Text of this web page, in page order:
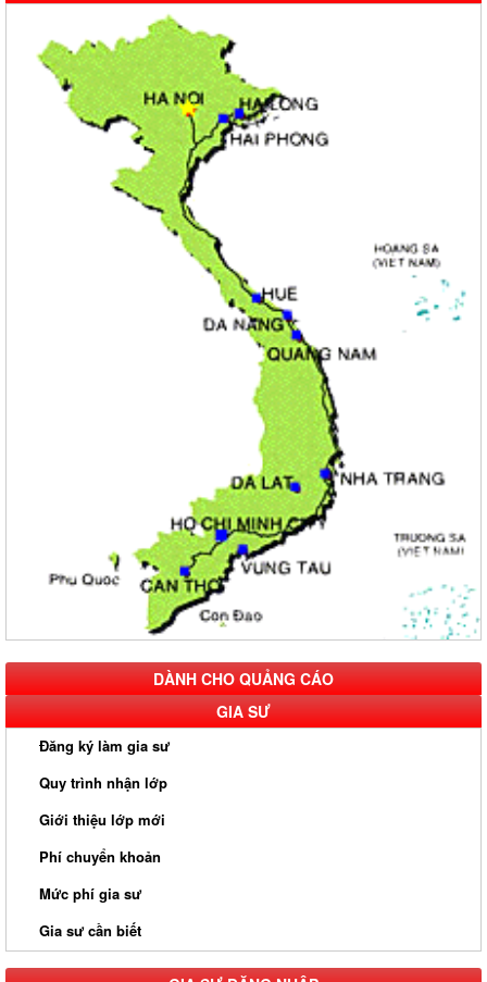
DÀNH CHO QUẢNG CÁO
GIA SƯ
Đăng ký làm gia sư
Quy trình nhận lớp
Giới thiệu lớp mới
Phí chuyển khoản
Mức phí gia sư
Gia sư cần biết